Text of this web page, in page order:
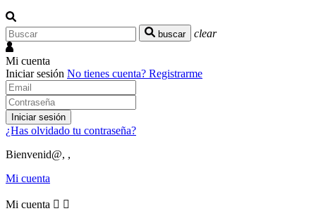
buscar clear
Mi cuenta
Iniciar sesión No tienes cuenta? Registrarme
Iniciar sesión
¿Has olvidado tu contraseña?
Bienvenid@, ,
Mi cuenta
Mi cuenta  